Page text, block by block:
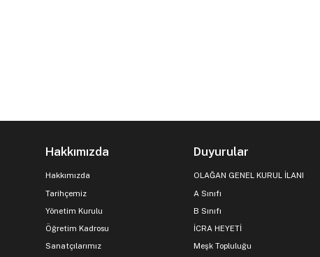
Hakkımızda
Hakkımızda
Tarihçemiz
Yönetim Kurulu
Öğretim Kadrosu
Sanatçılarımız
Duyurular
OLAĞAN GENEL KURUL İLANI
A Sınıfı
B Sınıfı
İCRA HEYETİ
Meşk Topluluğu